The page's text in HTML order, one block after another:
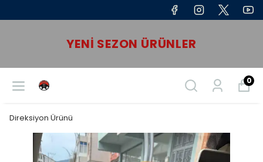
YENI SEZON ÜRÜNLER
0
Direksiyon Ürünü